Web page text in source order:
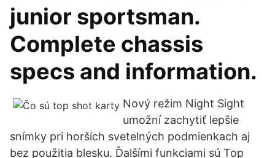
junior sportsman.
Complete chassis
specs and information.
Nový režim Night Sight
umožní zachytiť lepšie
snímky pri horších svetelných podmienkach aj
bez použitia blesku. Ďalšími funkciami sú Top